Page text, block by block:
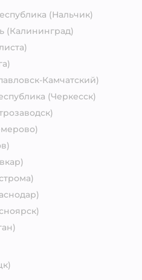
(Нальчик)
(Калининград)
Камчатский)
(Черкесск)